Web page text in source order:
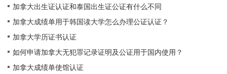
加拿大出生证认证和泰国出生证公证有什么不同
加拿大成绩单用于韩国读大学怎么办理公证认证？
加拿大学历证书认证
如何申请加拿大无犯罪记录证明及公证用于国内使用？
加拿大成绩单使馆认证